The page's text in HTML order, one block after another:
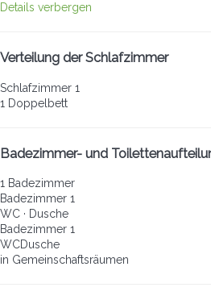
Details verbergen
Verteilung der Schlafzimmer
Schlafzimmer 1
1 Doppelbett
Badezimmer- und
1 Badezimmer
Badezimmer 1
WC · Dusche
Badezimmer 1
WCDusche
in Gemeinschaftsräumen